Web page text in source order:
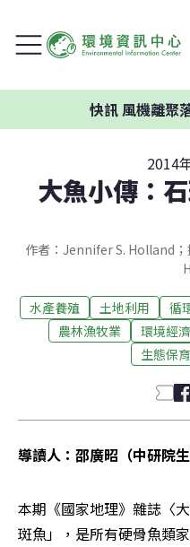
風機離聚落、
2014
大魚小傳：
作者：Jennifer S. Holland
水產養殖 土地利用 循
農林漁牧業
環境經濟
生態保育
導讀人：邵廣昭（中研院
本期《國家地理》雜誌〈
斑魚」，是所有硬骨魚類